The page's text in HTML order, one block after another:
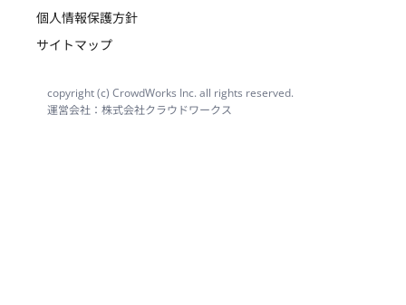
個人情報保護方針
サイトマップ
copyright (c) CrowdWorks Inc. all rights reserved.
運営会社：株式会社クラウドワークス